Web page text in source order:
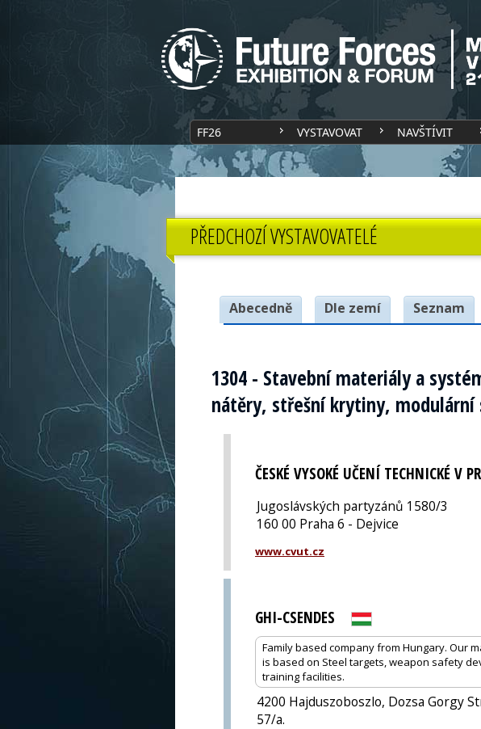
FF26 VYSTAVOVAT NAVŠTÍVIT
PŘEDCHOZÍ VYSTAVOVATELÉ
Abecedně Dle zemí Seznam
1304 - Stavební materiály a
nátěry, střešní krytiny, modulární
ČESKÉ VYSOKÉ UČENÍ TECHNICKÉ V
Jugoslávských partyzánů 1580/3
160 00 Praha 6 - Dejvice
www.cvut.cz
GHI-CSENDES
Family based company from Hungary. Our
is based on Steel targets, weapon safety
training facilities.
4200 Hajduszoboszlo, Dozsa Gorgy
57/a.